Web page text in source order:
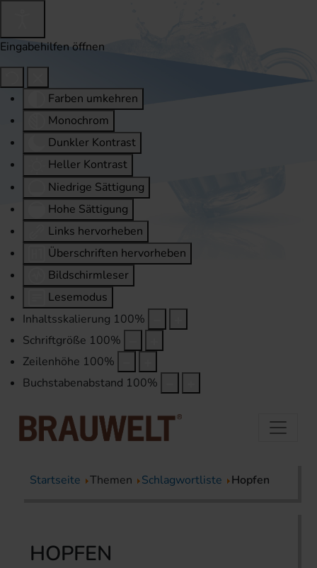
Eingabehilfen öffnen
Farben umkehren
Monochrom
Dunkler Kontrast
Heller Kontrast
Niedrige Sättigung
Hohe Sättigung
Links hervorheben
Überschriften hervorheben
Bildschirmleser
Lesemodus
Inhaltsskalierung 100%
Schriftgröße 100%
Zeilenhöhe 100%
Buchstabenabstand 100%
Startseite Themen Schlagwortliste Hopfen
HOPFEN